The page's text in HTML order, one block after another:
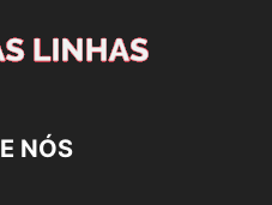
NÓS